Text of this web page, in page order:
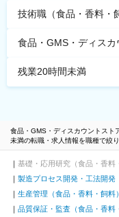
技術職（食品・香料・
食品・GMS・ディスカ
残業20時間未満
食品・GMS・ディスカウントスト
未満の転職・求人情報を職種で絞
基礎・応用研究（食品・香料
製造プロセス開発・工法開発
生産管理（食品・香料・飼料）
品質保証・監査（食品・香料